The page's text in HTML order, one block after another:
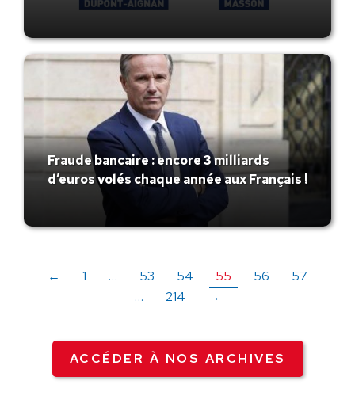
Fraude bancaire : encore 3 milliards
d’euros volés chaque année aux Français !
← 1 … 53 54 55 56
57
…
214 →
ACCÉDER À NOS ARCHIVES